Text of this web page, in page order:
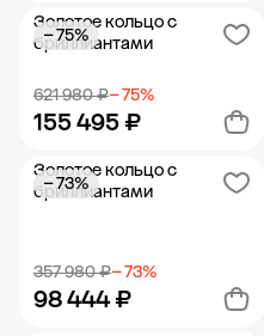
Добавить в корзину
Золотое кольцо с
бриллиантами
621 980 ₽− 75%
155 495 ₽
− 75%
Добавить в корзину
Золотое кольцо с
бриллиантами
357 980 ₽− 73%
98 444 ₽
− 73%